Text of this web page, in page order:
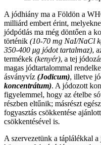
A jódhiány ma a Földön a
milliárd embert érint,
jódpótlás ma még döntően a
történik (10-70 mg NaI/NaCl
350-400 μg jódot tartalmaz),
termékek (kenyér), a tej
magas jódtartalommal
ásványvíz (Jodicum), illetve
koncentrátum). A jódozott
figyelemmel, hogy az ételbe
részben eltűnik; másrészt
fogyasztás csökkentése
csökkentésével is.
A szervezetünk a táplálékkal